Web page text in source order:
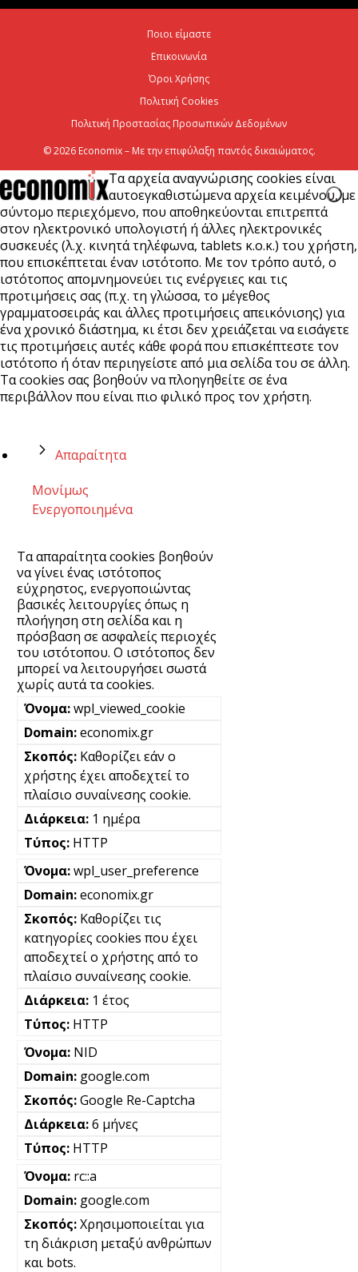
6 Αυγούστου 2026
CrediaBank: Στα 53,6 εκατ. ευρώ τα
επαναλαμβανόμενα λειτουργικά κέρδη
Ποιοι είμαστε
Επικοινωνία
Όροι Χρήσης
Πολιτική Cookies
Πολιτική Προστασίας Προσωπικών Δεδομένων
© 2026 Economix – Με την επιφύλαξη παντός δικαιώματος.
Τα αρχεία αναγνώρισης cookies είναι
αυτοεγκαθιστώμενα αρχεία κειμένου, με
σύντομο περιεχόμενο, που αποθηκεύονται επιτρεπτά
στον ηλεκτρονικό υπολογιστή ή άλλες ηλεκτρονικές
συσκευές (λ.χ. κινητά τηλέφωνα, tablets κ.ο.κ.) του χρήστη,
που επισκέπτεται έναν ιστότοπο. Με τον τρόπο αυτό, ο
ιστότοπος απομνημονεύει τις ενέργειες και τις
προτιμήσεις σας (π.χ. τη γλώσσα, το μέγεθος
γραμματοσειράς και άλλες προτιμήσεις απεικόνισης) για
ένα χρονικό διάστημα, κι έτσι δεν χρειάζεται να εισάγετε
τις προτιμήσεις αυτές κάθε φορά που επισκέπτεστε τον
ιστότοπο ή όταν περιηγείστε από μια σελίδα του σε άλλη.
Τα cookies σας βοηθούν να πλοηγηθείτε σε ένα
περιβάλλον που είναι πιο φιλικό προς τον χρήστη.
Απαραίτητα
Μονίμως
Ενεργοποιημένα
Τα απαραίτητα cookies βοηθούν
να γίνει ένας ιστότοπος
εύχρηστος, ενεργοποιώντας
βασικές λειτουργίες όπως η
πλοήγηση στη σελίδα και η
πρόσβαση σε ασφαλείς περιοχές
του ιστότοπου. Ο ιστότοπος δεν
μπορεί να λειτουργήσει σωστά
χωρίς αυτά τα cookies.
wpl_viewed_cookie
economix.gr
Καθορίζει εάν ο
χρήστης έχει αποδεχτεί το
πλαίσιο συναίνεσης cookie.
1 ημέρα
HTTP
wpl_user_preference
economix.gr
Καθορίζει τις
κατηγορίες cookies που έχει
αποδεχτεί ο χρήστης από το
πλαίσιο συναίνεσης cookie.
1 έτος
HTTP
NID
google.com
Google Re-Captcha
6 μήνες
HTTP
rc::a
google.com
Χρησιμοποιείται για
τη διάκριση μεταξύ ανθρώπων
και bots.